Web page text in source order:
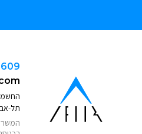
החשמונאים
תל-אביב